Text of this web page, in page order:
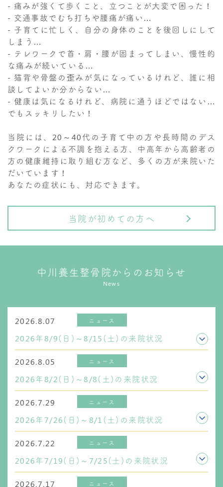
- 痛みが強くて歩くこと、立つことが大変で困った！
- 交通事故でむち打ちや腰痛が痛い…
- 子育てに忙しく、自分の身体のことを後回しにして
しまう…
- テレワークで首・肩・腰が固まってしまい、慢性的
な痛みが続いている…
- 猫背や骨盤の歪みが気になっているけれど、誰に相
談してよいか分からない…
- 健康は気になるけれど、病院に通うほどではない…
でもスッキリしたい！
当院には、20～40代の子育て中の方や長時間のデス
クワークによる不調を抱える方、中高年から高齢者の
方の健康維持に取り組む方など、多くの方が来院いた
だいています！
あなたの症状にも、対応できます。
当院が初めての方へ
中川養生整骨院からのお知らせ
News
2026.8.07 ニュース
2026年8/9(日)～8/15(土)の来院状況
2026.8.05 ニュース
2026年8/2(日)～8/8(土)の来院状況
2026.7.29 ニュース
2026年7/26(日)～8/1(土)の来院状況
2026.7.22 ニュース
2026年7/19(日)～7/25(土)の来院状況
2026.7.17 ニュース